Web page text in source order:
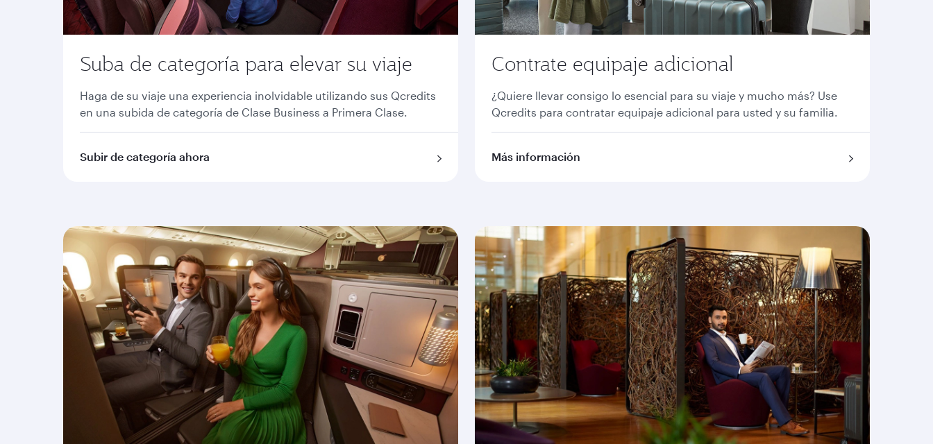
Suba de categoría para elevar su viaje
Haga de su viaje una experiencia inolvidable utilizando sus Qcredits
en una subida de categoría de Clase Business a Primera Clase.
Subir de categoría ahora
Contrate equipaje adicional
¿Quiere llevar consigo lo esencial para su viaje y mucho más? Use
Qcredits para contratar equipaje adicional para usted y su familia.
Más información